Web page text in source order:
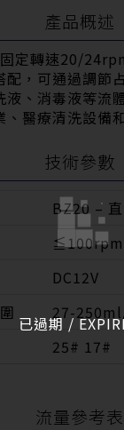
產品概述
定轉速20/
配，可通過調節
液、消毒液等流
、醫療清洗設備
技術參數
BZ20 –
≦100rpm
DC12V
27-
25# 17#
流量參考表
已過期 /